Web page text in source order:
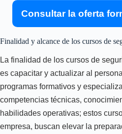
Consultar la oferta
Finalidad y alcance de los cursos de
La finalidad de los cursos de
es capacitar y actualizar al
programas formativos y
competencias técnicas,
habilidades operativas; estos
empresa, buscan elevar la